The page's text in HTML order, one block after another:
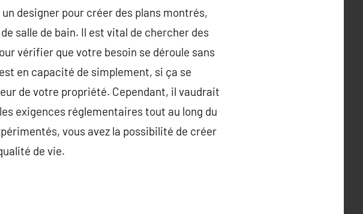
designer pour créer des plans montrés,
salle de bain. Il est vital de chercher des
vérifier que votre besoin se déroule sans
en capacité de simplement, si ça se
de votre propriété. Cependant, il vaudrait
exigences réglementaires tout au long du
vous avez la possibilité de créer
de vie.